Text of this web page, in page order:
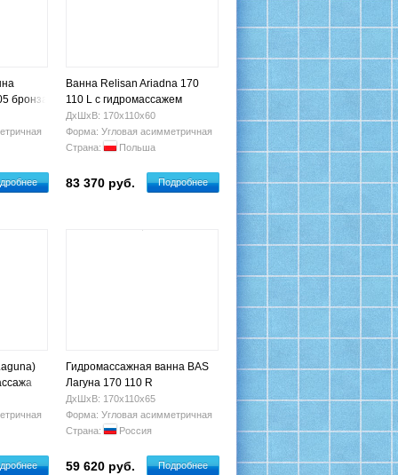
бронза
Ванна Relisan Ariadna 170
110 L с гидромассажем
ДхШхВ: 170х110х60
Форма: Угловая асимметричная
Страна:
Польша
83 370 руб. Подробнее
Гидромассажная ванна BAS
Лагуна 170 110 R
ДхШхВ: 170х110х65
Форма: Угловая асимметричная
Страна:
Россия
59 620 руб. Подробнее